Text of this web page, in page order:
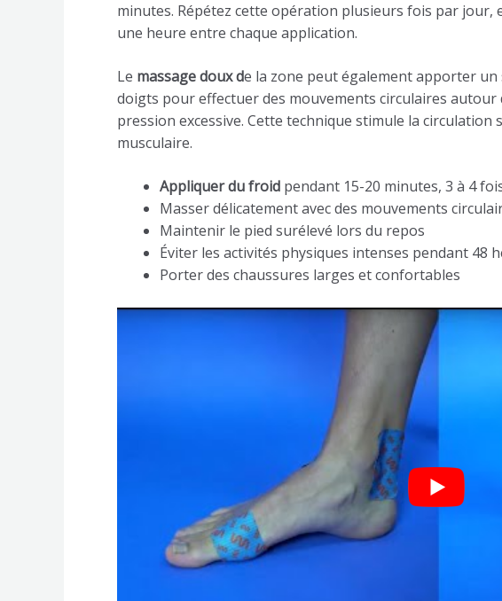
minutes. Répétez cette opération plusieurs fois par jour,
une heure entre chaque application.
Le massage doux de la zone peut également apporter
doigts pour effectuer des mouvements circulaires autour
pression excessive. Cette technique stimule la
musculaire.
Appliquer du froid pendant 15-20 minutes, 3 à 4
Masser délicatement avec des mouvements
Maintenir le pied surélevé lors du repos
Éviter les activités physiques intenses pendant 48
Porter des chaussures larges et confortables